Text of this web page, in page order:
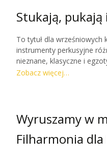
Stukają, pukają i
To tytuł dla wrześniowych
instrumenty perkusyjne
nieznane, klasyczne i
hałasujące- wszystko po
Zobacz więcej…
Wyruszamy w
Filharmonia dla